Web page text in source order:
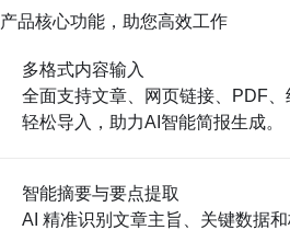
产品核心功能，助您高效工作
多格式内容输入
全面支持文章、网页链接、PDF、
轻松导入，助力AI智能简报生成。
智能摘要与要点提取
AI 精准识别文章主旨、关键数据